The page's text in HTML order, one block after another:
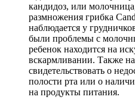
кандидоз, или
размножения грибка
наблюдается у
были проблемы с
ребенок находится на
вскармливании. Также
свидетельствовать о
полости рта или о
на продукты питания.